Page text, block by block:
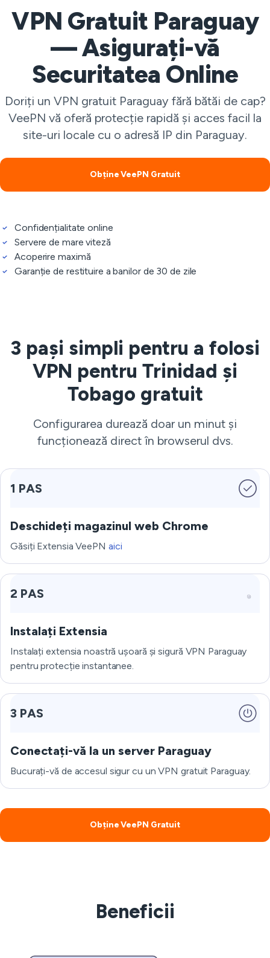
VPN Gratuit Paraguay
— Asigurați-vă
Securitatea Online
Doriți un VPN gratuit Paraguay fără bătăi de cap?
VeePN vă oferă protecție rapidă și acces facil la
site-uri locale cu o adresă IP din Paraguay.
Obține VeePN Gratuit
Confidențialitate online
Servere de mare viteză
Acoperire maximă
Garanție de restituire a banilor de 30 de zile
3 pași simpli pentru a folosi
VPN pentru Trinidad și
Tobago gratuit
Configurarea durează doar un minut și
funcționează direct în browserul dvs.
1 PAS
Deschideți magazinul web Chrome
Găsiți Extensia VeePN aici
2 PAS
Instalați Extensia
Instalați extensia noastră ușoară și sigură VPN Paraguay
pentru protecție instantanee.
3 PAS
Conectați-vă la un server Paraguay
Bucurați-vă de accesul sigur cu un VPN gratuit Paraguay.
Obține VeePN Gratuit
Beneficii